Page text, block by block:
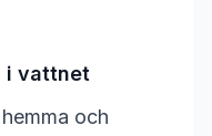
i vattnet
och